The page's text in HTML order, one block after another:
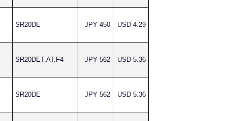
SR20DE JPY 450 USD 4.29
SR20DET.AT.F4 JPY 562 USD 5.36
SR20DE JPY 562 USD 5.36